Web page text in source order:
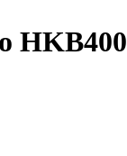
HKB400